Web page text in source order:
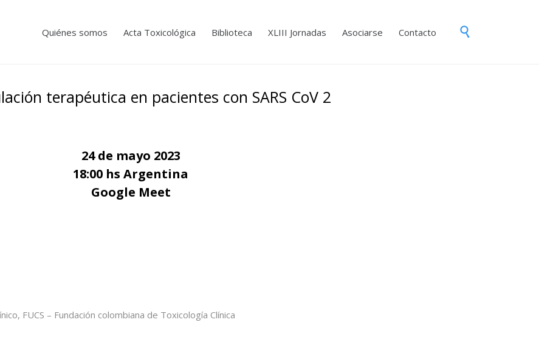
Skip
Quiénes somos Acta Toxicológica Biblioteca XLIII Jornadas Asociarse Contacto 
terapéutica en pacientes con SARS CoV 2
24 de mayo 2023
18:00 hs Argentina
Google Meet
FUCS – Fundación colombiana de Toxicología Clínica